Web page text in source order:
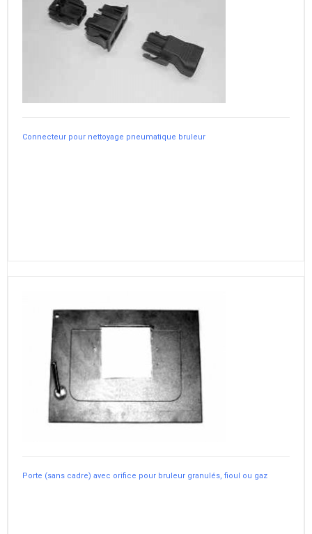
Connecteur pour nettoyage pneumatique bruleur
Porte (sans cadre) avec orifice pour bruleur granulés, fioul ou gaz